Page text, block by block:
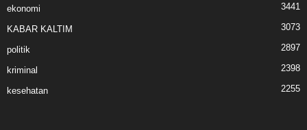
ekonomi 3441
KABAR KALTIM 3073
politik 2897
kriminal 2398
kesehatan 2255